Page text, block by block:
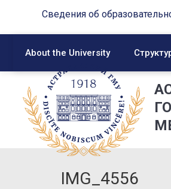
Сведения об
About the University
IMG_4556